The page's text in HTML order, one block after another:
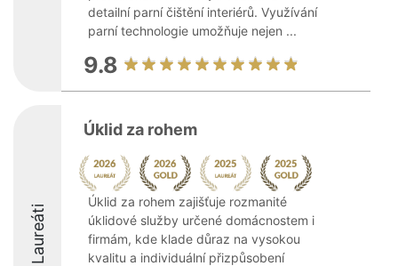
detailní parní čištění interiérů. Využívání
parní technologie umožňuje nejen ...
9.8
Laureáti
Úklid za rohem
Úklid za rohem zajišťuje rozmanité
úklidové služby určené domácnostem i
firmám, kde klade důraz na vysokou
kvalitu a individuální přizpůsobení